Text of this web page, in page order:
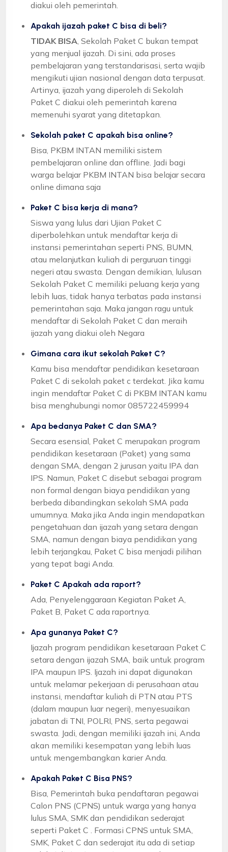
diakui oleh pemerintah.
Apakah ijazah paket C bisa di beli?
TIDAK BISA , Sekolah Paket C bukan tempat
yang menjual ijazah. Di sini, ada proses
pembelajaran yang terstandarisasi, serta wajib
mengikuti ujian nasional dengan data terpusat.
Artinya, ijazah yang diperoleh di Sekolah
Paket C diakui oleh pemerintah karena
memenuhi syarat yang ditetapkan.
Sekolah paket C apakah bisa online?
Bisa, PKBM INTAN memiliki sistem
pembelajaran online dan offline. Jadi bagi
warga belajar PKBM INTAN bisa belajar secara
online dimana saja
Paket C bisa kerja di mana?
Siswa yang lulus dari Ujian Paket C
diperbolehkan untuk mendaftar kerja di
instansi pemerintahan seperti PNS, BUMN,
atau melanjutkan kuliah di perguruan tinggi
negeri atau swasta. Dengan demikian, lulusan
Sekolah Paket C memiliki peluang kerja yang
lebih luas, tidak hanya terbatas pada instansi
pemerintahan saja. Maka jangan ragu untuk
mendaftar di Sekolah Paket C dan meraih
ijazah yang diakui oleh Negara
Gimana cara ikut sekolah Paket C?
Kamu bisa mendaftar pendidikan kesetaraan
Paket C di sekolah paket c terdekat. Jika kamu
ingin mendaftar Paket C di PKBM INTAN kamu
bisa menghubungi nomor 085722459994
Apa bedanya Paket C dan SMA?
Secara esensial, Paket C merupakan program
pendidikan kesetaraan (Paket) yang sama
dengan SMA, dengan 2 jurusan yaitu IPA dan
IPS. Namun, Paket C disebut sebagai program
non formal dengan biaya pendidikan yang
berbeda dibandingkan sekolah SMA pada
umumnya. Maka jika Anda ingin mendapatkan
pengetahuan dan ijazah yang setara dengan
SMA, namun dengan biaya pendidikan yang
lebih terjangkau, Paket C bisa menjadi pilihan
yang tepat bagi Anda.
Paket C Apakah ada raport?
Ada, Penyelenggaraan Kegiatan Paket A,
Paket B, Paket C ada raportnya.
Apa gunanya Paket C?
Ijazah program pendidikan kesetaraan Paket C
setara dengan ijazah SMA, baik untuk program
IPA maupun IPS. Ijazah ini dapat digunakan
untuk melamar pekerjaan di perusahaan atau
instansi, mendaftar kuliah di PTN atau PTS
(dalam maupun luar negeri), menyesuaikan
jabatan di TNI, POLRI, PNS, serta pegawai
swasta. Jadi, dengan memiliki ijazah ini, Anda
akan memiliki kesempatan yang lebih luas
untuk mengembangkan karier Anda.
Apakah Paket C Bisa PNS?
Bisa, Pemerintah buka pendaftaran pegawai
Calon PNS (CPNS) untuk warga yang hanya
lulus SMA, SMK dan pendidikan sederajat
seperti Paket C . Formasi CPNS untuk SMA,
SMK, Paket C dan sederajat itu ada di setiap